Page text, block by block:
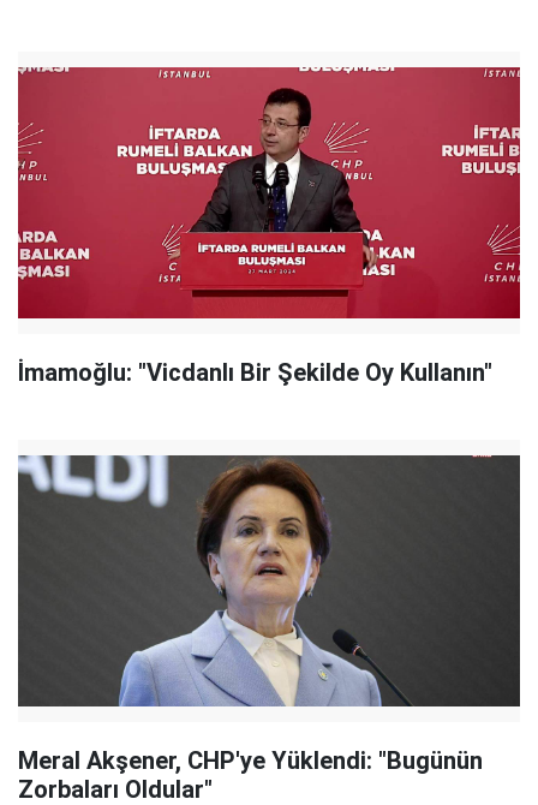
İmamoğlu: "Vicdanlı Bir Şekilde Oy Kullanın"
Meral Akşener, CHP'ye Yüklendi: "Bugünün
Zorbaları Oldular"